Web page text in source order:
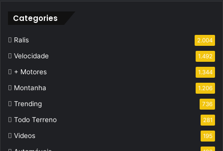
Categories
Ralis 2.004
Velocidade 1.492
+ Motores 1.344
Montanha 1.206
Trending 736
Todo Terreno 281
Videos 195